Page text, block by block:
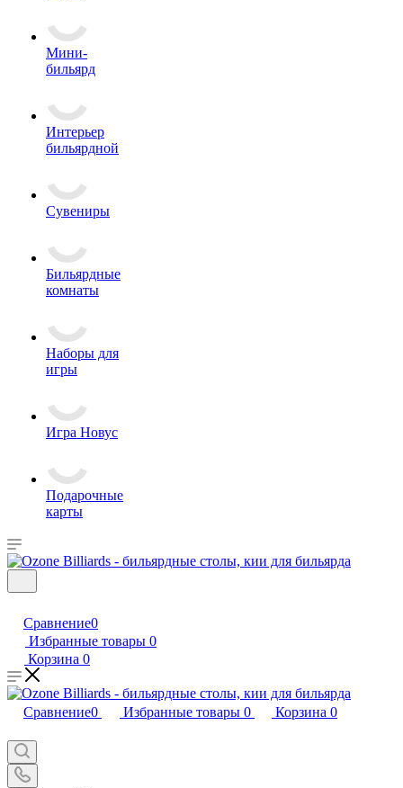
Мини-
бильярд
Интерьер
бильярдной
Сувениры
Бильярдные
комнаты
Наборы для
игры
Игра Новус
Подарочные
карты
Сравнение0
Избранные товары 0
Корзина 0
Сравнение0 Избранные товары 0 Корзина 0